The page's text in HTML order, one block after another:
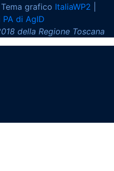
Tema grafico ItaliaWP2
di AgID
della Regione Toscana